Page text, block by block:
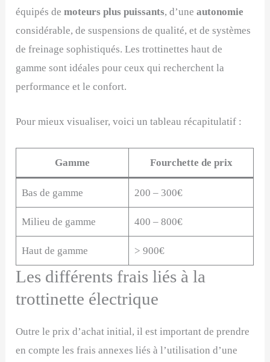
équipés de moteurs plus puissants, d’uneautonomie
considérable, de suspensions de qualité, et de systèmes
de freinage sophistiqués. Les trottinettes haut de
gamme sont idéales pour ceux qui recherchent la
performance et le confort.
Pour mieux visualiser, voici un tableau récapitulatif :
Gamme Fourchette de prix
Bas de gamme 200 – 300€
Milieu de gamme 400 – 800€
Haut de gamme > 900€
Les différents frais liés à la
trottinette électrique
Outre le prix d’achat initial, il est important de prendre
en compte les frais annexes liés à l’utilisation d’une